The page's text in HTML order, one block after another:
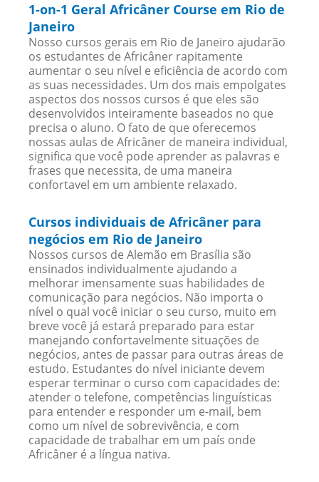
1-on-1 Geral Africâner Course em Rio de
Janeiro
Nosso cursos gerais em Rio de Janeiro ajudarão
os estudantes de Africâner rapitamente
aumentar o seu nível e eficiência de acordo com
as suas necessidades. Um dos mais empolgates
aspectos dos nossos cursos é que eles são
desenvolvidos inteiramente baseados no que
precisa o aluno. O fato de que oferecemos
nossas aulas de Africâner de maneira individual,
significa que você pode aprender as palavras e
frases que necessita, de uma maneira
confortavel em um ambiente relaxado.
Cursos individuais de Africâner para
negócios em Rio de Janeiro
Nossos cursos de Alemão em Brasília são
ensinados individualmente ajudando a
melhorar imensamente suas habilidades de
comunicação para negócios. Não importa o
nível o qual você iniciar o seu curso, muito em
breve você já estará preparado para estar
manejando confortavelmente situações de
negócios, antes de passar para outras áreas de
estudo. Estudantes do nível iniciante devem
esperar terminar o curso com capacidades de:
atender o telefone, competências linguísticas
para entender e responder um e-mail, bem
como um nível de sobrevivência, e com
capacidade de trabalhar em um país onde
Africâner é a língua nativa.